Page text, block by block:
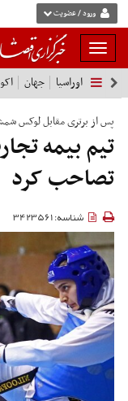
ورود / عضویت
بار
و
بسته
نمودن
فهرست
اوراسیا جهان اکو
پس از برتری مقابل لوکس
تیم بیمه
تصاحب کرد
شناسه: 3423561